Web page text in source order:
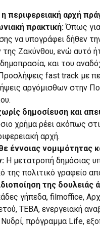
η περιφερειακή αρχή
πρακτική:Όπως
να υπογράφει δήθεν
Ζακύνθου, ενώ αυτό
δημοπρασία, και του
Προσλήψεις fast track με
αργόμισθων στην
δημοσίευση και
χρήμα ρέει ακόπως
αρχή.
έννοιας νομιμότητας
Η μετατροπή δημόσιας
της πολιτικό γραφείο
της δουλειάς
γήπεδα, filmoffice,
ΤΕΒΑ, ενεργειακή
πρόγραμμα Life,